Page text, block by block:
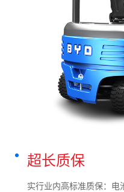
超长质保
实行业内高标准质保：电